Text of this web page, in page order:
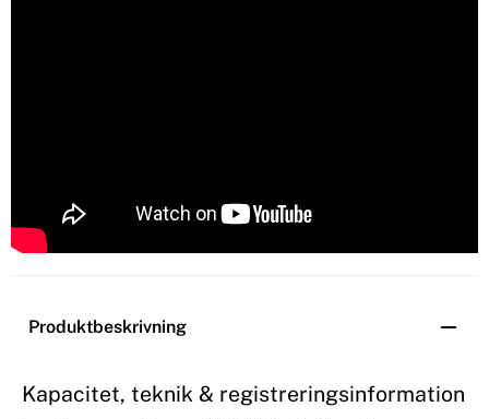
Produktbeskrivning
Kapacitet, teknik & registreringsinformation